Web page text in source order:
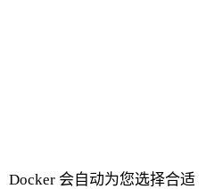
Docker 会自动为您选择合适